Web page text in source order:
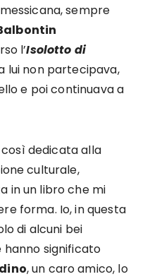
sempre
l’Isolotto di
lui non partecipava,
e poi continuava a
dedicata alla
culturale,
in un libro che mi
forma. Io, in questa
di alcuni bei
hanno significato
, un caro amico, lo